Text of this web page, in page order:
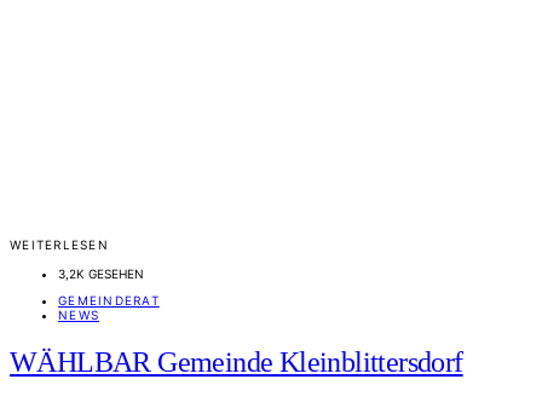
WEITERLESEN
3,2K GESEHEN
GEMEINDERAT
NEWS
WÄHLBAR Gemeinde Kleinblittersdorf